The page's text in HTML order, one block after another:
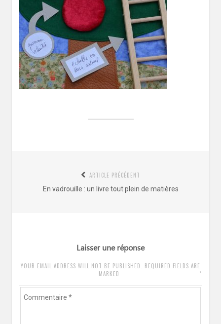
ARTICLE PRÉCÉDENT
Article
En vadrouille : un livre tout plein de matières
Laisser une réponse
YOUR EMAIL ADDRESS WILL NOT BE PUBLISHED. REQUIRED FIELDS ARE
MARKED
*
Commentaire